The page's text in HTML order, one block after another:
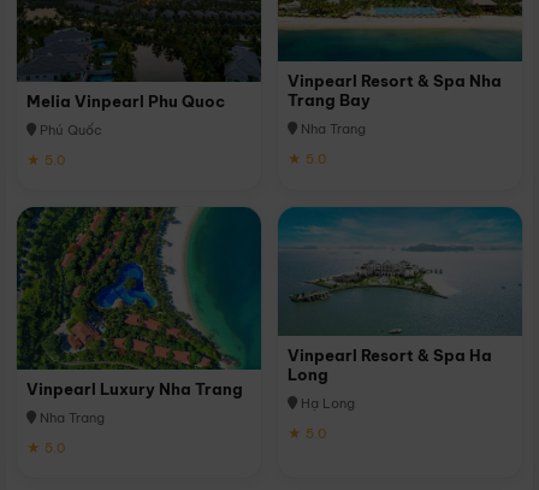
Melia Vinpearl Phu Quoc
Phú Quốc
★ 5.0
Vinpearl Resort & Spa Nha
Trang Bay
Nha Trang
★ 5.0
Vinpearl Luxury Nha Trang
Nha Trang
★ 5.0
Vinpearl Resort & Spa Ha
Long
Hạ Long
★ 5.0